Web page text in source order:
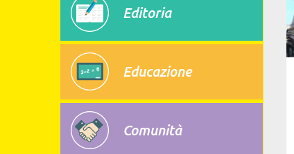
Editoria
Educazione
Comunità